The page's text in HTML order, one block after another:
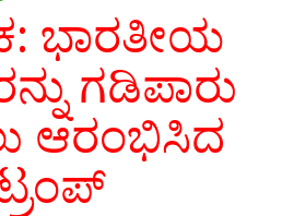
ಭಾರತೀಯ
ಗಡಿಪಾರು
ಆರಂಭಿಸಿದ